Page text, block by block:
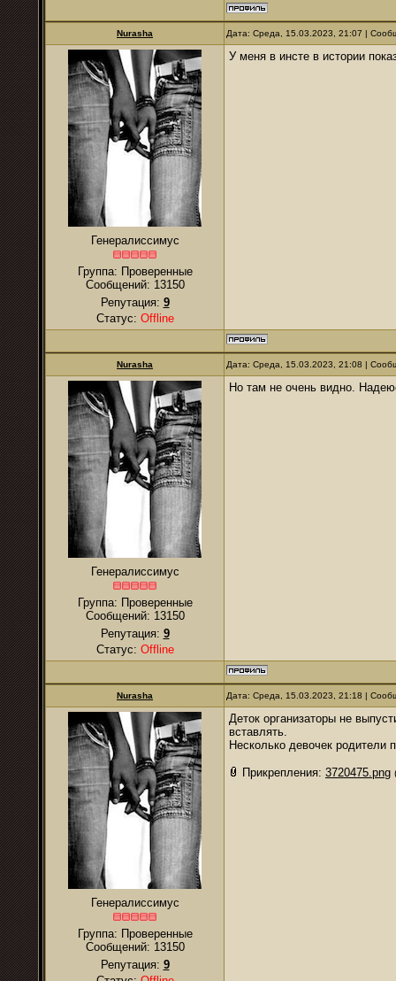
Nurаsha Дата: Среда, 15.03.2023, 21:07 |
Генералиссимус
Группа: Проверенные
Сообщений: 13150
Репутация: 9
Статус: Offline
У меня в инсте в истории
Nurаsha Дата: Среда, 15.03.2023, 21:08 |
Генералиссимус
Группа: Проверенные
Сообщений: 13150
Репутация: 9
Статус: Offline
Но там не очень видно.
Nurаsha Дата: Среда, 15.03.2023, 21:18 |
Генералиссимус
Группа: Проверенные
Сообщений: 13150
Репутация: 9
Деток организаторы не
вставлять.
Несколько девочек родители
Прикрепления: 3720475.png